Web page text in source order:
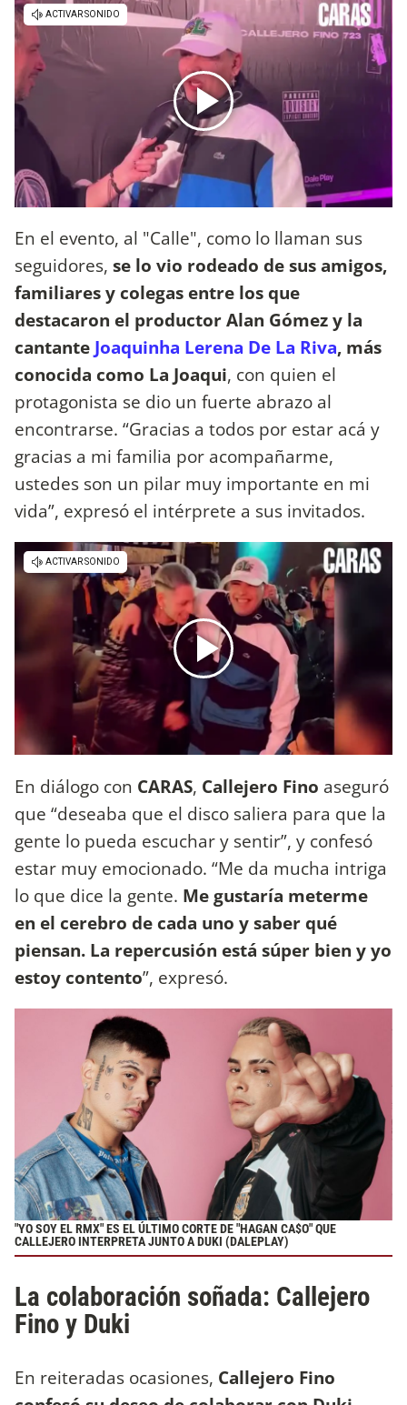
En el evento, al "Calle", como lo llaman sus
seguidores, se lo vio rodeado de sus amigos,
familiares y colegas entre los que
destacaron el productor Alan Gómez y la
cantante Joaquinha Lerena De La Riva, más
conocida como La Joaqui, con quien el
protagonista se dio un fuerte abrazo al
encontrarse. “Gracias a todos por estar acá y
gracias a mi familia por acompañarme,
ustedes son un pilar muy importante en mi
vida”, expresó el intérprete a sus invitados.
En diálogo con CARAS, Callejero Fino aseguró
que “deseaba que el disco saliera para que la
gente lo pueda escuchar y sentir”, y confesó
estar muy emocionado. “Me da mucha intriga
lo que dice la gente. Me gustaría meterme
en el cerebro de cada uno y saber qué
piensan. La repercusión está súper bien y yo
estoy contento”, expresó.
"YO SOY EL RMX" ES EL ÚLTIMO CORTE DE "HAGAN CA$O" QUE
CALLEJERO INTERPRETA JUNTO A DUKI (DALEPLAY)
La colaboración soñada: Callejero
Fino y Duki
En reiteradas ocasiones, Callejero Fino